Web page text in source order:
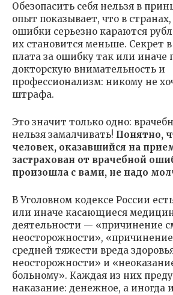
Обезопасить себя нельзя в
опыт показывает, что в
ошибки серьезно караются
их становится меньше. Секрет
плата за ошибку так или иначе
докторскую внимательность и
профессионализм: никому не
штрафа.
Это значит только одно:
нельзя замалчивать! Понятно,
человек, оказавшийся на
застрахован от врачебной
произошла с вами, не надо
В Уголовном кодексе России
или иначе касающиеся
деятельности — «причинение
неосторожности»,
средней тяжести вреда
неосторожности» и
больному». Каждая из них
наказание: денежное, а иногда